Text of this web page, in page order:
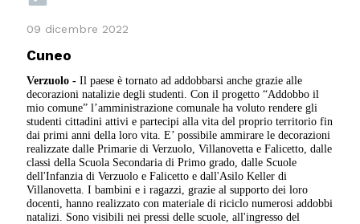
09 dicembre 2022
Cuneo
Verzuolo -Il paese è tornato ad addobbarsi anche grazie alle
decorazioni natalizie degli studenti. Con il progetto “Addobbo il
mio comune” l’amministrazione comunale ha voluto rendere gli
studenti cittadini attivi e partecipi alla vita del proprio territorio fin
dai primi anni della loro vita. E’ possibile ammirare le decorazioni
realizzate dalle Primarie di Verzuolo, Villanovetta e Falicetto, dalle
classi della Scuola Secondaria di Primo grado, dalle Scuole
dell'Infanzia di Verzuolo e Falicetto e dall'Asilo Keller di
Villanovetta. I bambini e i ragazzi, grazie al supporto dei loro
docenti, hanno realizzato con materiale di riciclo numerosi addobbi
natalizi. Sono visibili nei pressi delle scuole, all'ingresso del